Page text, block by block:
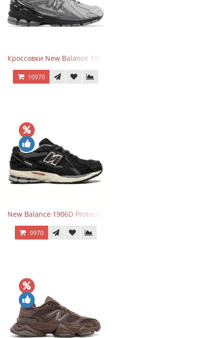
Кроссовки New Balance 1906R Brighton Grey
10970
New Balance 1906D Protection Pack Black черные
9970